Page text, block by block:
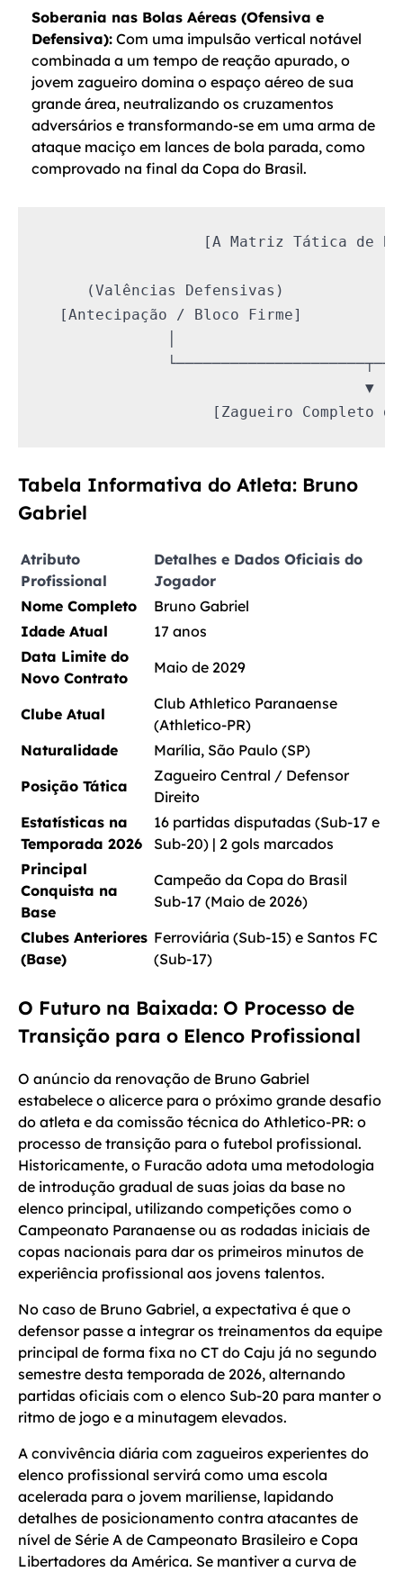
Soberania nas Bolas Aéreas (Ofensiva e
Defensiva): Com uma impulsão vertical notável
combinada a um tempo de reação apurado, o
jovem zagueiro domina o espaço aéreo de sua
grande área, neutralizando os cruzamentos
adversários e transformando-se em uma arma de
ataque maciço em lances de bola parada, como
comprovado na final da Copa do Brasil.
[A Matriz Tática de
(Valências Defensivas)
[Antecipação / Bloco Firme]
                                    ▼
Tabela Informativa do Atleta: Bruno
Gabriel
Atributo
Profissional
Detalhes e Dados Oficiais do
Jogador
Nome Completo
Bruno Gabriel
Idade Atual
17 anos
Data Limite do
Novo Contrato
Maio de 2029
Clube Atual
Club Athletico Paranaense
(Athletico-PR)
Naturalidade
Marília, São Paulo (SP)
Posição Tática
Zagueiro Central / Defensor
Direito
Estatísticas na
Temporada 2026
16 partidas disputadas (Sub-17 e
Sub-20) | 2 gols marcados
Principal
Conquista na
Base
Campeão da Copa do Brasil
Sub-17 (Maio de 2026)
Clubes Anteriores
(Base)
Ferroviária (Sub-15) e Santos FC
(Sub-17)
O Futuro na Baixada: O Processo de
Transição para o Elenco Profissional
O anúncio da renovação de Bruno Gabriel
estabelece o alicerce para o próximo grande desafio
do atleta e da comissão técnica do Athletico-PR: o
processo de transição para o futebol profissional.
Historicamente, o Furacão adota uma metodologia
de introdução gradual de suas joias da base no
elenco principal, utilizando competições como o
Campeonato Paranaense ou as rodadas iniciais de
copas nacionais para dar os primeiros minutos de
experiência profissional aos jovens talentos.
No caso de Bruno Gabriel, a expectativa é que o
defensor passe a integrar os treinamentos da equipe
principal de forma fixa no CT do Caju já no segundo
semestre desta temporada de 2026, alternando
partidas oficiais com o elenco Sub-20 para manter o
ritmo de jogo e a minutagem elevados.
A convivência diária com zagueiros experientes do
elenco profissional servirá como uma escola
acelerada para o jovem mariliense, lapidando
detalhes de posicionamento contra atacantes de
nível de Série A de Campeonato Brasileiro e Copa
Libertadores da América. Se mantiver a curva de